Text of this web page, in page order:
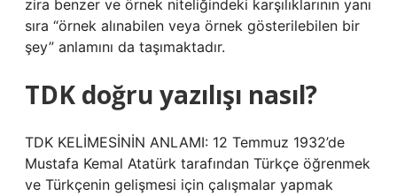
zira benzer ve örnek niteliğindeki karşılıklarının yanı
sıra “örnek alınabilen veya örnek gösterilebilen bir
şey” anlamını da taşımaktadır.
TDK doğru yazılışı nasıl?
TDK KELİMESİNİN ANLAMI: 12 Temmuz 1932’de
Mustafa Kemal Atatürk tarafından Türkçe öğrenmek
ve Türkçenin gelişmesi için çalışmalar yapmak